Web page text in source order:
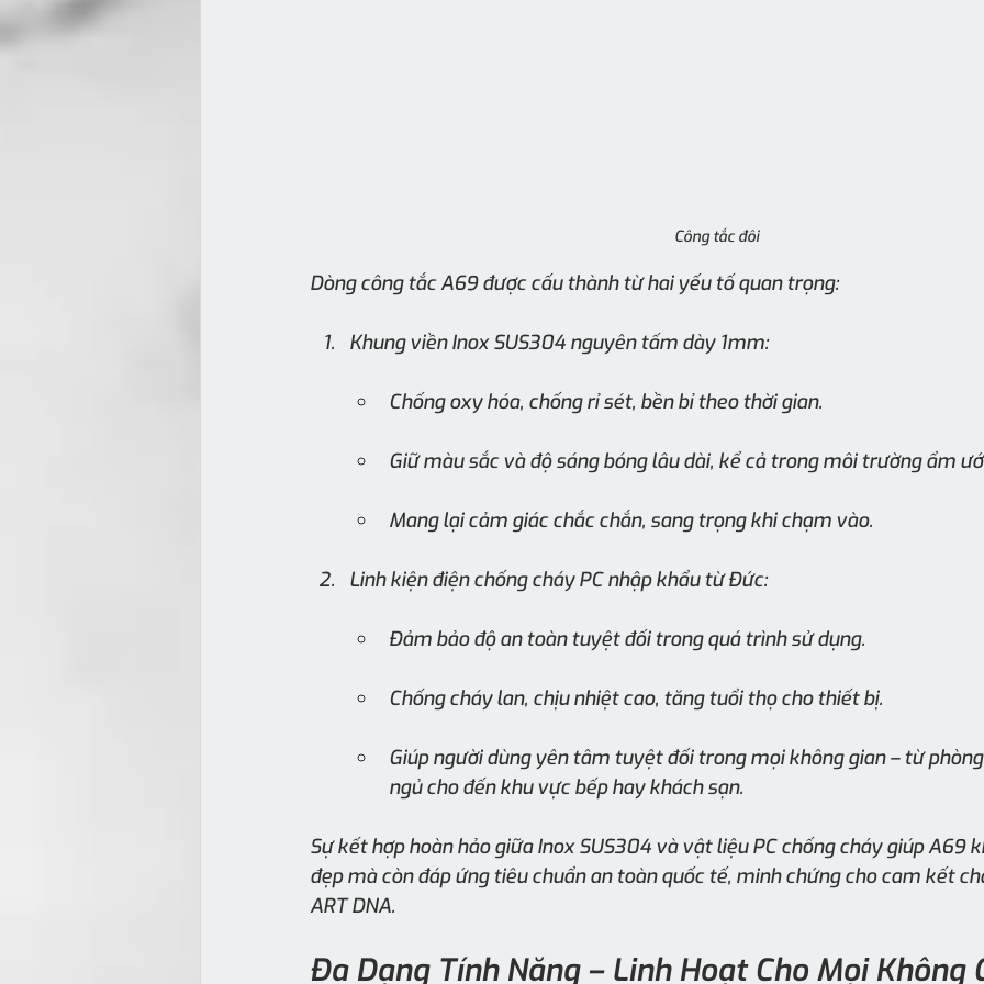
Công tắc đôi
Dòng công tắc A69 được cấu thành từ hai yếu tố quan trọng:
Khung viền Inox SUS304 nguyên tấm dày 1mm:
Chống oxy hóa, chống rỉ sét, bền bỉ theo thời gian.
Giữ màu sắc và độ sáng bóng lâu dài, kể cả trong môi trường ẩm
Mang lại cảm giác chắc chắn, sang trọng khi chạm vào.
Linh kiện điện chống cháy PC nhập khẩu từ Đức:
Đảm bảo độ an toàn tuyệt đối trong quá trình sử dụng.
Chống cháy lan, chịu nhiệt cao, tăng tuổi thọ cho thiết bị.
Giúp người dùng yên tâm tuyệt đối trong mọi không gian – từ
ngủ cho đến khu vực bếp hay khách sạn.
Sự kết hợp hoàn hảo giữa Inox SUS304 và vật liệu PC chống cháy giúp A69
đẹp mà còn đáp ứng tiêu chuẩn an toàn quốc tế, minh chứng cho cam kết
ART DNA.
Đa Dạng Tính Năng – Linh Hoạt Cho Mọi Không